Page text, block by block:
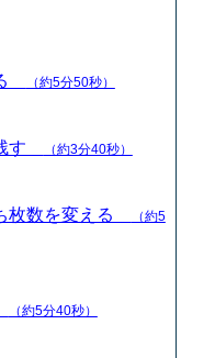
（約5分50秒）
す （約3分40秒）
枚数を変える
（約5
（約5分40秒）